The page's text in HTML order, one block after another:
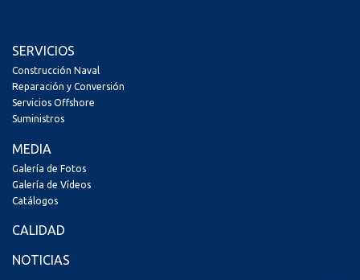
SERVICIOS
Construcción Naval
Reparación y Conversión
Servicios Offshore
Suministros
MEDIA
Galería de Fotos
Galería de Vídeos
Catálogos
CALIDAD
NOTICIAS